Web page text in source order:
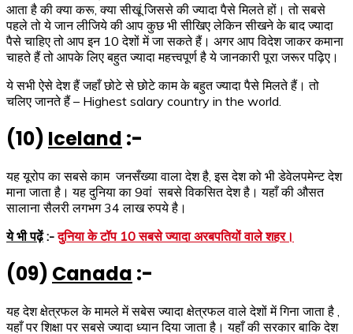
आता है की क्या करू, क्या सीखूं जिससे की ज्यादा पैसे मिलते हों। तो सबसे
पहले तो ये जान लीजिये की आप कुछ भी सीखिए लेकिन सीखने के बाद ज्यादा
पैसे चाहिए तो आप इन 10 देशों में जा सकते हैं। अगर आप विदेश जाकर कमाना
चाहते हैं तो आपके लिए बहुत ज्यादा महत्त्वपूर्ण है ये जानकारी पूरा जरूर पढ़िए।
ये सभी ऐसे देश हैं जहाँ छोटे से छोटे काम के बहुत ज्यादा पैसे मिलते हैं। तो
चलिए जानते हैं – Highest salary country in the world.
(10) Iceland :-
यह यूरोप का सबसे काम जनसँख्या वाला देश है, इस देश को भी डेवेलपमेन्ट देश
माना जाता है। यह दुनिया का 9वां सबसे विकसित देश है। यहाँ की औसत
सालाना सैलरी लगभग 34 लाख रुपये है।
ये भी पढ़ें :- दुनिया के टॉप 10 सबसे ज्यादा अरबपतियों वाले शहर।
(09) Canada :-
यह देश क्षेत्रफल के मामले में सबेस ज्यादा क्षेत्रफल वाले देशों में गिना जाता है ,
यहाँ पर शिक्षा पर सबसे ज्यादा ध्यान दिया जाता है। यहाँ की सरकार बाकि देश